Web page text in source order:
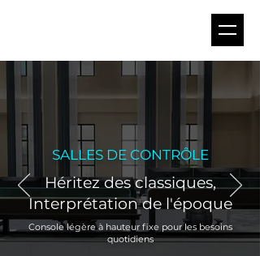
SALLES DE CONTRÔLE
Héritez des classiques,
Interprétation de l'époque
Console légère à hauteur fixe pour les besoins
quotidiens